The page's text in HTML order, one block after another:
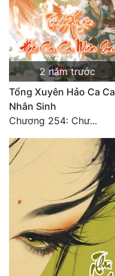
Phản Phái
Quan Trường
Quân Sự
Sảng Văn
Sắc
Thanh Xuân
Tiểu Thuyết
Triều Đấu
Trùng Sinh
2 năm trước
Tổng Xuyên Hảo Ca Ca
Nhân Sinh
Chương 254: Chư...